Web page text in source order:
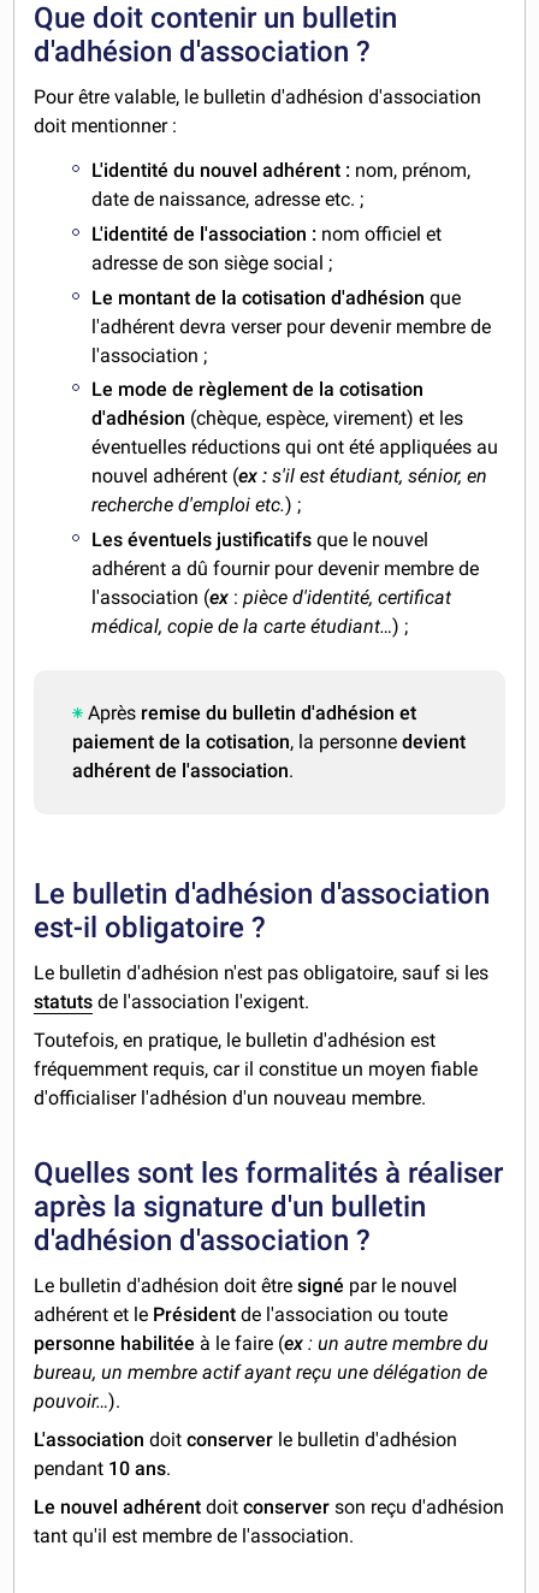
Que doit contenir un bulletin
d'adhésion d'association ?
Pour être valable, le bulletin d'adhésion d'association
doit mentionner :
L'identité du nouvel adhérent : nom, prénom,
date de naissance, adresse etc. ;
L'identité de l'association : nom officiel et
adresse de son siège social ;
Le montant de la cotisation d'adhésionque
l'adhérent devra verser pour devenir membre de
l'association ;
Le mode de règlement de la cotisation
d'adhésion (chèque, espèce, virement) et les
éventuelles réductions qui ont été appliquées au
nouvel adhérent (ex :s'il est étudiant, sénior, en
recherche d'emploi etc.) ;
Les éventuels justificatifsque le nouvel
adhérent a dû fournir pour devenir membre de
l'association (ex :pièce d'identité, certificat
médical, copie de la carte étudiant…) ;
Après remise du bulletin d'adhésion et
paiement de la cotisation, la personnedevient
adhérent de l'association.
Le bulletin d'adhésion d'association
est-il obligatoire ?
Le bulletin d'adhésion n'est pas obligatoire, sauf si les
statuts de l'association l'exigent.
Toutefois, en pratique, le bulletin d'adhésion est
fréquemment requis, car il constitue un moyen fiable
d'officialiser l'adhésion d'un nouveau membre.
Quelles sont les formalités à réaliser
après la signature d'un bulletin
d'adhésion d'association ?
Le bulletin d'adhésion doit êtresigné par le nouvel
adhérent et le Président de l'association ou toute
personne habilitée à le faire (ex: un autre membre du
bureau, un membre actif ayant reçu une délégation de
pouvoir…).
L'associationdoitconserver le bulletin d'adhésion
pendant 10 ans.
Le nouvel adhérentdoit conserver son reçu d'adhésion
tant qu'il est membre de l'association.